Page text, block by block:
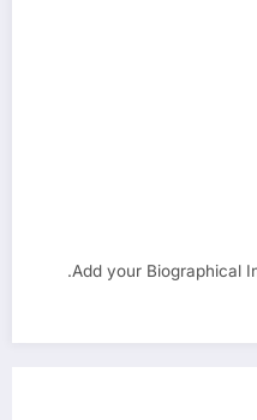
Add your Biographical